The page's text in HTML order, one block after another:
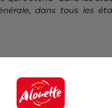
dans tous les
revenir sur sa
reprises. Selon le
à certains clubs